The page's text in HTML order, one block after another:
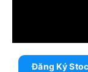
Đăng Ký